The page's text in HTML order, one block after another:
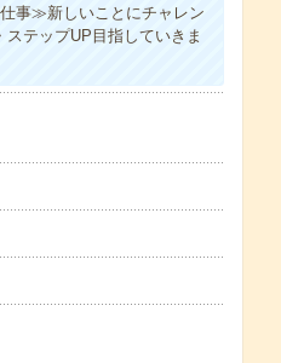
事≫新しいことにチャレン
テップUP目指していきま